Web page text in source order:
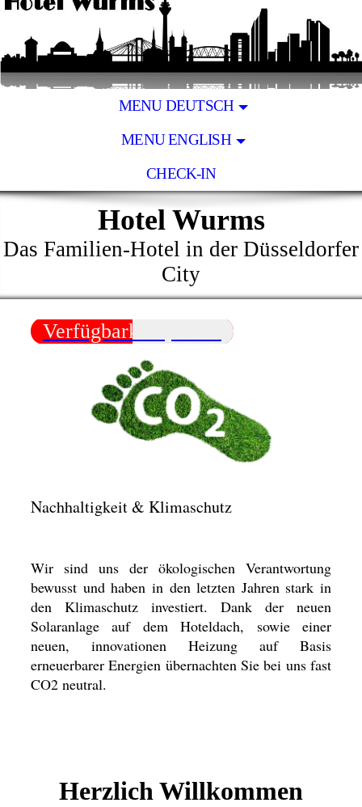
MENU DEUTSCH
MENU ENGLISH
CHECK-IN
Hotel Wurms
Das Familien-Hotel in der Düsseldorfer
City
Verfügbarkeit prüfen
Nachhaltigkeit & Klimaschutz
Wir sind uns der ökologischen Verantwortung
bewusst und haben in den letzten Jahren stark in
den Klimaschutz investiert. Dank der neuen
Solaranlage auf dem Hoteldach, sowie einer
neuen, innovationen Heizung auf Basis
erneuerbarer Energien übernachten Sie bei uns fast
CO2 neutral.
Herzlich Willkommen